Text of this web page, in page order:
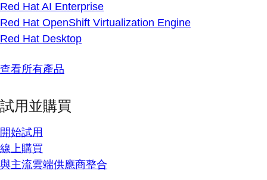
Red Hat AI Enterprise
Red Hat OpenShift Virtualization Engine
Red Hat Desktop
查看所有產品
試用並購買
開始試用
線上購買
與主流雲端供應商整合